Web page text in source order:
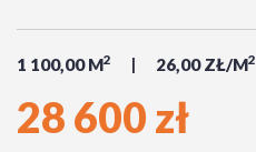
1 100,00 M2 26,00 ZŁ/M2
28 600 zł